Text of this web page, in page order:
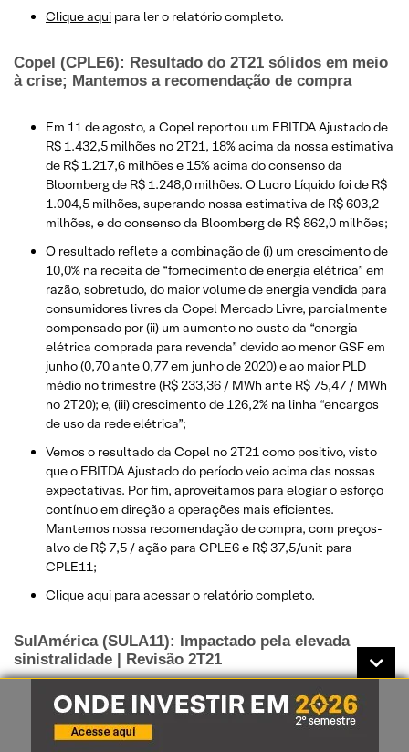
Clique aqui para ler o relatório completo.
Copel (CPLE6): Resultado do 2T21 sólidos em meio
à crise; Mantemos a recomendação de compra
Em 11 de agosto, a Copel reportou um EBITDA Ajustado de
R$ 1.432,5 milhões no 2T21, 18% acima da nossa estimativa
de R$ 1.217,6 milhões e 15% acima do consenso da
Bloomberg de R$ 1.248,0 milhões. O Lucro Líquido foi de R$
1.004,5 milhões, superando nossa estimativa de R$ 603,2
milhões, e do consenso da Bloomberg de R$ 862,0 milhões;
O resultado reflete a combinação de (i) um crescimento de
10,0% na receita de “fornecimento de energia elétrica” em
razão, sobretudo, do maior volume de energia vendida para
consumidores livres da Copel Mercado Livre, parcialmente
compensado por (ii) um aumento no custo da “energia
elétrica comprada para revenda” devido ao menor GSF em
junho (0,70 ante 0,77 em junho de 2020) e ao maior PLD
médio no trimestre (R$ 233,36 / MWh ante R$ 75,47 / MWh
no 2T20); e, (iii) crescimento de 126,2% na linha “encargos
de uso da rede elétrica”;
Vemos o resultado da Copel no 2T21 como positivo, visto
que o EBITDA Ajustado do período veio acima das nossas
expectativas. Por fim, aproveitamos para elogiar o esforço
contínuo em direção a operações mais eficientes.
Mantemos nossa recomendação de compra, com preços-
alvo de R$ 7,5 / ação para CPLE6 e R$ 37,5/unit para
CPLE11;
Clique aqui para acessar o relatório completo.
SulAmérica (SULA11): Impactado pela elevada
sinistralidade | Revisão 2T21
A SulAmérica reportou resultados abaixo do esperado no
segundo trimestre de 2021 (2T21), com lucro líquido de R$
29,3 milhões (vs. R$ 115 milhões do consenso Reuters),